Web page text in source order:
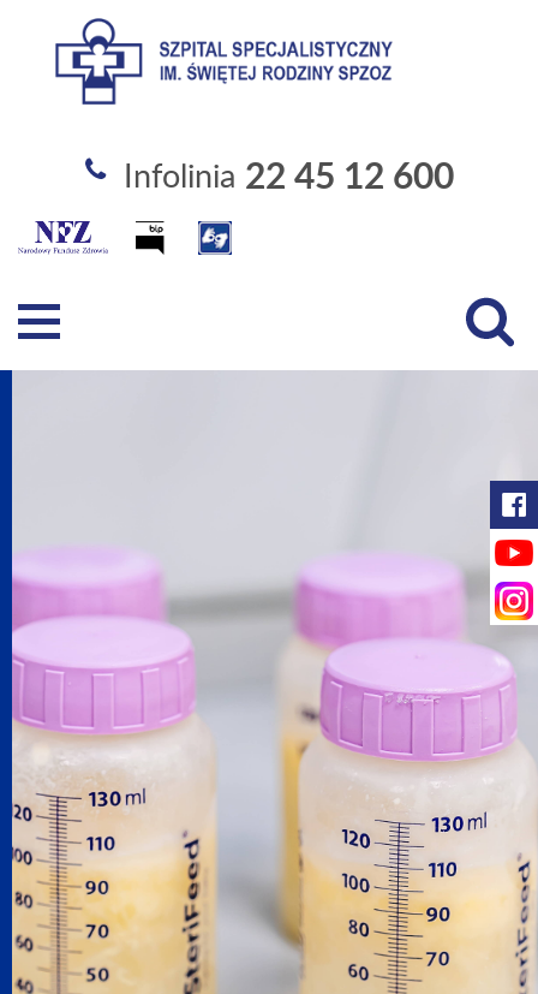
Szpital Specjalistyczny im.
Infolinia 22 45 12 600